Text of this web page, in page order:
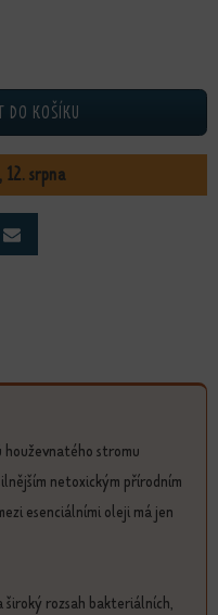
DO KOŠÍKU
srpna
houževnatého stromu
netoxickým přírodním
esenciálními oleji má jen
rozsah bakteriálních,